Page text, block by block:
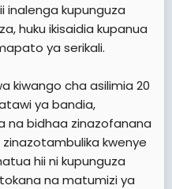
inalenga kupunguza
huku ikisaidia kupanua
ya serikali.
kiwango cha asilimia 20
ya bandia,
na bidhaa zinazofanana
kwenye
hii ni kupunguza
na matumizi ya